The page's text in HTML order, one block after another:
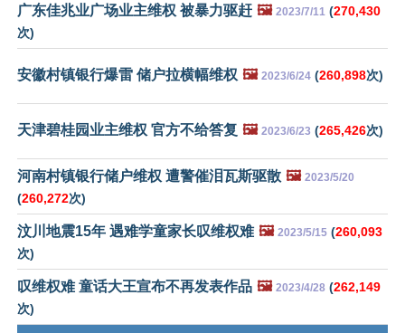
广东佳兆业广场业主维权 被暴力驱赶 🖼️ 2023/7/11 (270,430
次)
安徽村镇银行爆雷 储户拉横幅维权 🖼️ 2023/6/24 (260,898次)
天津碧桂园业主维权 官方不给答复 🖼️ 2023/6/23 (265,426次)
河南村镇银行储户维权 遭警催泪瓦斯驱散 🖼️ 2023/5/20
(260,272次)
汶川地震15年 遇难学童家长叹维权难 🖼️ 2023/5/15 (260,093
次)
叹维权难 童话大王宣布不再发表作品 🖼️ 2023/4/28 (262,149
次)